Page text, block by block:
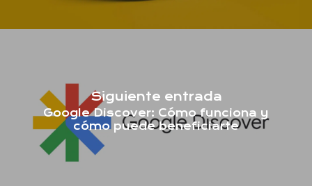
Siguiente entrada
Google Discover: Cómo funciona y
cómo puede beneficiarte